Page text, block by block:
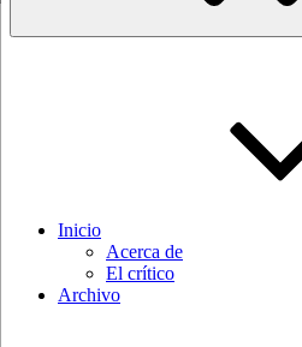
Inicio
Acerca de
El crítico
Archivo